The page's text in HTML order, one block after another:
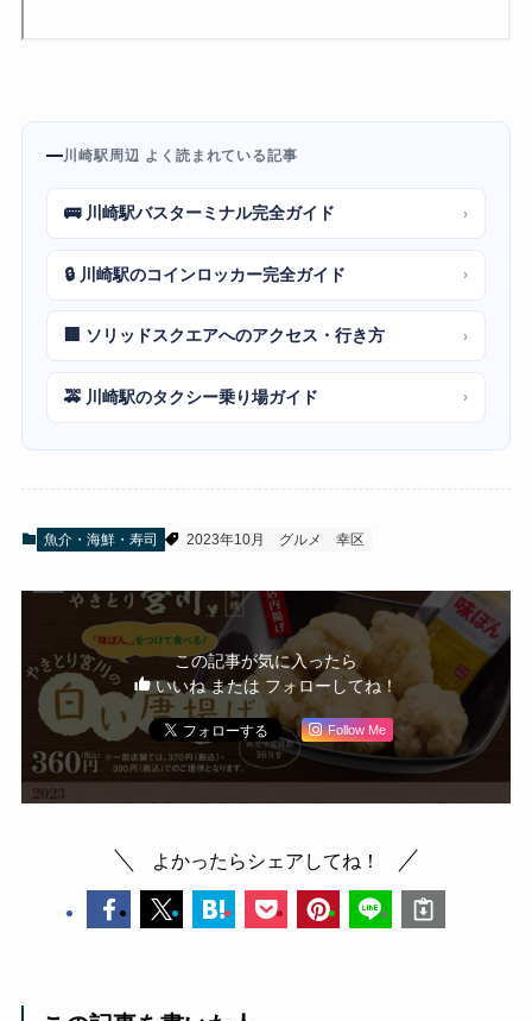
川崎駅周辺 よく読まれている記事
🚌 川崎駅バスターミナル完全ガイド ›
🔒 川崎駅のコインロッカー完全ガイド ›
🏢 ソリッドスクエアへのアクセス・行き方 ›
🚕 川崎駅のタクシー乗り場ガイド ›
魚介・海鮮・寿司 2023年10月 グルメ 幸区
この記事が気に入ったら
いいね または フォローしてね！
Follow Me
よかったらシェアしてね！